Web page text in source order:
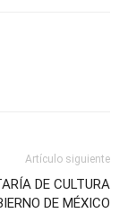
Artículo siguiente
DE CULTURA
DE MÉXICO